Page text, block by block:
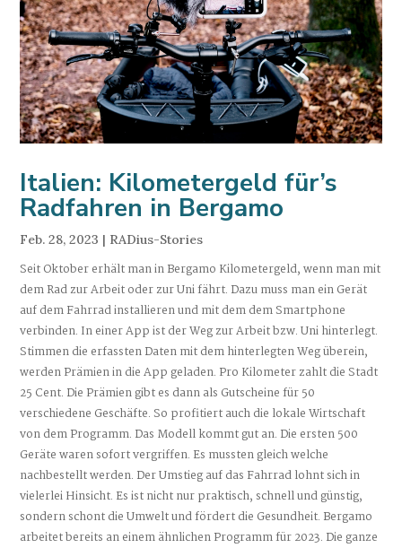
Italien: Kilometergeld für’s
Radfahren in Bergamo
Feb. 28, 2023 | RADius-Stories
Seit Oktober erhält man in Bergamo Kilometergeld, wenn man mit
dem Rad zur Arbeit oder zur Uni fährt. Dazu muss man ein Gerät
auf dem Fahrrad installieren und mit dem dem Smartphone
verbinden. In einer App ist der Weg zur Arbeit bzw. Uni hinterlegt.
Stimmen die erfassten Daten mit dem hinterlegten Weg überein,
werden Prämien in die App geladen. Pro Kilometer zahlt die Stadt
25 Cent. Die Prämien gibt es dann als Gutscheine für 50
verschiedene Geschäfte. So profitiert auch die lokale Wirtschaft
von dem Programm. Das Modell kommt gut an. Die ersten 500
Geräte waren sofort vergriffen. Es mussten gleich welche
nachbestellt werden. Der Umstieg auf das Fahrrad lohnt sich in
vielerlei Hinsicht. Es ist nicht nur praktisch, schnell und günstig,
sondern schont die Umwelt und fördert die Gesundheit. Bergamo
arbeitet bereits an einem ähnlichen Programm für 2023. Die ganze